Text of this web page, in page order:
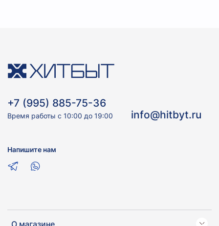
О магазине
+7 (995) 885-75-36
Время работы с 10:00 до 19:00 info@hitbyt.ru
Напишите нам